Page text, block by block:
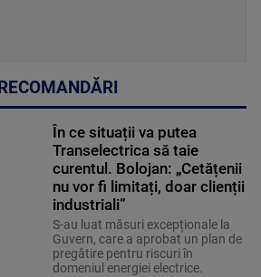
RECOMANDĂRI
În ce situații va putea
Transelectrica să taie
curentul. Bolojan: „Cetățenii
nu vor fi limitați, doar clienții
industriali”
S-au luat măsuri excepționale la
Guvern, care a aprobat un plan de
pregătire pentru riscuri în
domeniul energiei electrice.